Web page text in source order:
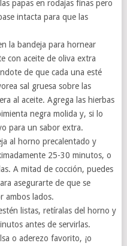
papas en rodajas finas pero
intacta para que las
la bandeja para hornear
con aceite de oliva extra
de que cada una esté
sal gruesa sobre las
al aceite. Agrega las hierbas
negra molida y, si lo
para un sabor extra.
al horno precalentado y
25-30 minutos, o
A mitad de cocción, puedes
asegurarte de que se
ambos lados.
listas, retíralas del horno y
antes de servirlas.
o aderezo favorito, ¡o